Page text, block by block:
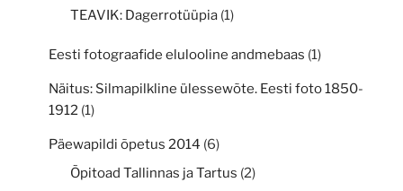
TEAVIK: Dagerrotüüpia (1)
Eesti fotograafide elulooline andmebaas (1)
Näitus: Silmapilkline ülessewõte. Eesti foto 1850-
1912 (1)
Päewapildi õpetus 2014 (6)
Õpitoad Tallinnas ja Tartus (2)